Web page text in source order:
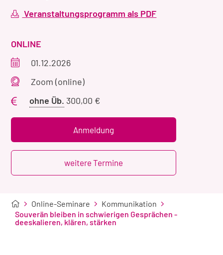
Veranstaltungsprogramm als PDF
VERANSTALTUNGSART
ONLINE
Veranstaltungszeitraum
01.12.2026
Veranstaltungsort
Zoom (online)
ohne Üb. Preis
Übernachtung
300,00 €
Anmeldung
weitere Termine
Online-Seminare
Kommunikation
Souverän bleiben in schwierigen Gesprächen -
deeskalieren, klären, stärken